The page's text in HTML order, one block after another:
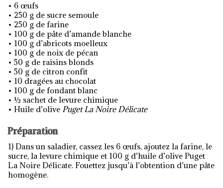
• 6 œufs
• 250 g de sucre semoule
• 250 g de farine
• 100 g de pâte d’amande blanche
• 100 g d’abricots moelleux
• 100 g de noix de pécan
• 50 g de raisins blonds
• 50 g de citron confit
• 10 dragées au chocolat
• 100 g de fondant blanc
• ½ sachet de levure chimique
• Huile d’olive Puget La Noire Délicate
Préparation
1) Dans un saladier, cassez les 6 œufs, ajoutez la farine, le
sucre, la levure chimique et 100 g d’huile d’olive Puget
La Noire Délicate. Fouettez jusqu’à l’obtention d’une pâte
homogène.